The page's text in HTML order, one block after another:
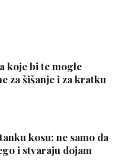
koje bi te mogle
za šišanje i za kratku
kosu: ne samo da
i stvaraju dojam